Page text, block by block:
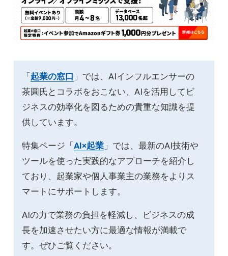
「 起業の窓口 」では、AIインフルエンサーの
茶圓氏とコラボをおこない、AIを活用してビ
ジネスの効率化を図るための貴重な知識を提
供しています。
特集ページ「 AI×起業」では、最新のAI技術や
ツールを使った実践的なアプローチを紹介し
ており、起業家や個人事業主の業務をよりス
マートにサポートします。
AIの力で業務の負担を軽減し、ビジネスの成
長を加速させたい方に最適な情報が満載で
す。ぜひご覧ください。